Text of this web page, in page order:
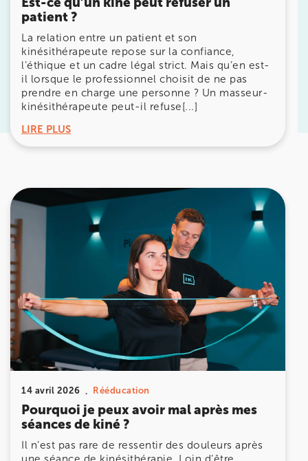
patient ?
La relation entre un patient et son
kinésithérapeute repose sur la confiance,
l’éthique et un cadre légal strict. Mais qu’en est-
il lorsque le professionnel choisit de ne pas
prendre en charge une personne ? Un masseur-
kinésithérapeute peut-il refuse[...]
LIRE PLUS
14 avril 2026 Rééducation
Pourquoi je peux avoir mal après mes
séances de kiné ?
Il n’est pas rare de ressentir des douleurs après
Prenez RDV sur
Prenez RDV sur
KOSS PARIS 8
IK MORANGIS
85 Av. de Balzac 91420 Morangis
85 Av. de Balzac 91420 Morangis
01 64 48 35 84
Prenez RDV sur
Prenez RDV sur
8 Rue de Paris 92190 Meudon
8 Rue de Paris 92190 Meudon
01 40 95 01 09